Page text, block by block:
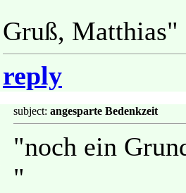
Gruß, Matthias"
reply
subject: angesparte Bedenkzeit
"noch ein
"